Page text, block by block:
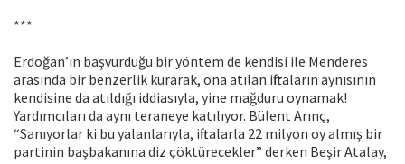
***
Erdoğan’ın başvurduğu bir yöntem de kendisi ile Menderes
arasında bir benzerlik kurarak, ona atılan iftiraların aynısının
kendisine da atıldığı iddiasıyla, yine mağduru oynamak!
Yardımcıları da aynı teraneye katılıyor. Bülent Arınç,
“Sanıyorlar ki bu yalanlarıyla, iftiralarla 22 milyon oy almış bir
partinin başbakanına diz çöktürecekler” derken Beşir Atalay,